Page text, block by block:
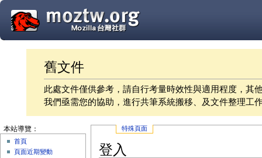
舊文件
此處文件僅供參考，請自行考量時效性與適用程度，其
我們亟需您的協助，進行共筆系統搬移、及文件整理工
特殊頁面
登入
本站導覽：
首頁
頁面近期變動